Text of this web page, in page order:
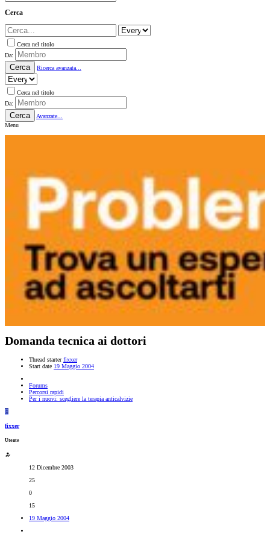
Cerca
Cerca nel titolo
Da:
Cerca Ricerca avanzata...
Cerca nel titolo
Da:
Cerca
Avanzate...
Menu
Domanda tecnica ai dottori
Thread starter fixxer
Start date 19 Maggio 2004
Forums
Percorsi rapidi
Per i nuovi: scegliere la terapia anticalvizie
F
fixxer
Utente
12 Dicembre 2003
25
0
15
19 Maggio 2004